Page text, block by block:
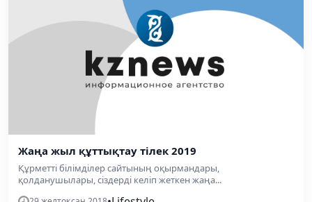
Жаңа жыл құттықтау тілек 2019
Құрметті білімділер сайтының оқырмандары,
қолданушылары, сіздерді келіп жеткен жаңа...